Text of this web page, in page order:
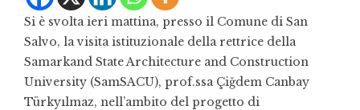
Si è svolta ieri mattina, presso il Comune di San
Salvo, la visita istituzionale della rettrice della
Samarkand State Architecture and Construction
University (SamSACU), prof.ssa Çiğdem Canbay
Türkyılmaz, nell’ambito del progetto di